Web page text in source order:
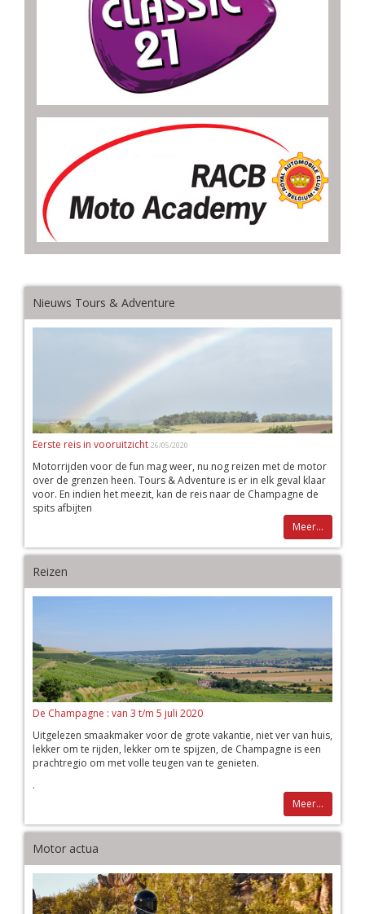
Nieuws Tours & Adventure
Eerste reis in vooruitzicht 26/05/2020
Motorrijden voor de fun mag weer, nu nog reizen met de motor
over de grenzen heen. Tours & Adventure is er in elk geval klaar
voor. En indien het meezit, kan de reis naar de Champagne de
spits afbijten
Meer...
Reizen
De Champagne : van 3 t/m 5 juli 2020
Uitgelezen smaakmaker voor de grote vakantie, niet ver van huis,
lekker om te rijden, lekker om te spijzen, de Champagne is een
prachtregio om met volle teugen van te genieten.
.
Meer...
Motor actua